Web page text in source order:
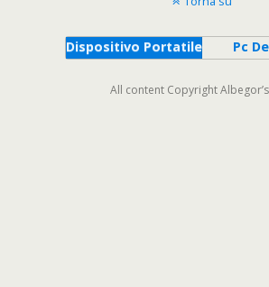
Dispositivo Portatile Pc
All content Copyright